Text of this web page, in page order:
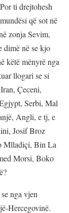
ti drejtohesh
që sot në
zonja Sevim,
dimë në se kjo
këtë mënyrë nga
llogari se si
Çeceni,
Serbi, Mal
Angli, e tj, e
Josif Broz
Mlladiçi, Bin La
Morsi, Boko
nga vjen
Hercegovinë.